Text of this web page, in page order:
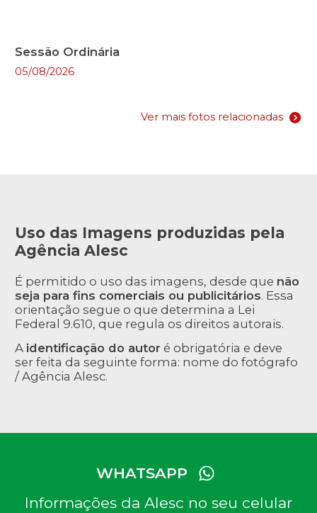
Sessão Ordinária
05/08/2026
Ver mais fotos relacionadas
Uso das Imagens produzidas pela
Agência Alesc
É permitido o uso das imagens, desde que não
seja para fins comerciais ou publicitários. Essa
orientação segue o que determina a Lei
Federal 9.610, que regula os direitos autorais.
A identificação do autor é obrigatória e deve
ser feita da seguinte forma: nome do fotógrafo
/ Agência Alesc.
WHATSAPP
Informações da Alesc no seu celular